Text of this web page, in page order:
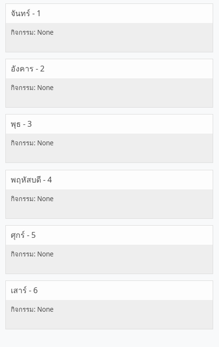
จันทร์ - 1
อังคาร - 2
พุธ - 3
พฤหัสบดี - 4
ศุกร์ - 5
เสาร์ - 6